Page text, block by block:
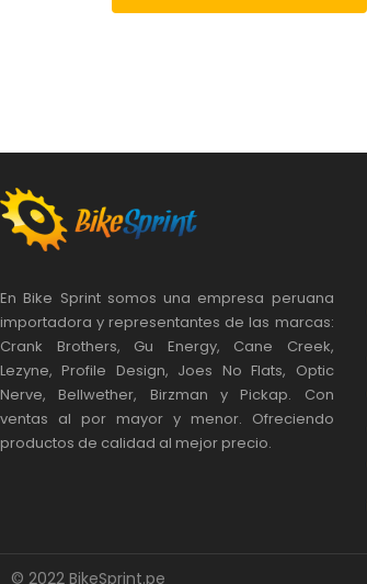
En Bike Sprint somos una empresa peruana
importadora y representantes de las marcas:
Crank Brothers, Gu Energy, Cane Creek,
Lezyne, Profile Design, Joes No Flats, Optic
Nerve, Bellwether, Birzman y Pickap. Con
ventas al por mayor y menor. Ofreciendo
productos de calidad al mejor precio.
© 2022 BikeSprint.pe